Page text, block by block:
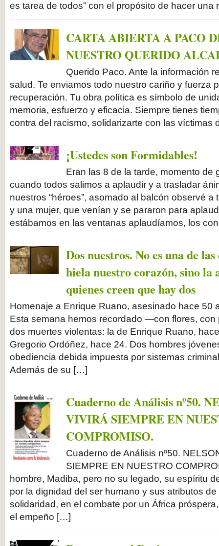
es tarea de todos” con el propósito de hacer
CARTA ABIERTA A PACO
NUESTRO QUERIDO
Querido Paco. Ante la información
salud. Te enviamos todo nuestro cariño y fuerza
recuperación. Tu obra política es símbolo de
memoria, esfuerzo y eficacia. Siempre tienes
contra del racismo, solidarizarte con las
¡Ustedes son Formidables!
Eran las 8 de la tarde, momento de
cuando todos salimos a aplaudir y a trasladar
nuestros “héroes”, asomado al balcón observé
y una mujer, que venían y se pararon para
estábamos en las ventanas aplaudíamos, los
Dos nuestros. No es una de
hiela nuestro corazón, sino la
quienes creen que hay dos
Homenaje a Enrique Ruano, asesinado hace 50
Esta semana hemos recordado —con flores,
dos muertes violentas: la de Enrique Ruano,
Gregorio Ordóñez, hace 24. Dos hombres
obediencia debida impuesta por sistemas
Además de su […]
Cuaderno de Análisis nº50.
VIVIRÁ SIEMPRE EN
COMPROMISO.
Cuaderno de Análisis nº50.
SIEMPRE EN NUESTRO
hombre, Madiba, pero no su legado, su espíritu
por la dignidad del ser humano y sus atributos
solidaridad, en el combate por un África
el empeño […]